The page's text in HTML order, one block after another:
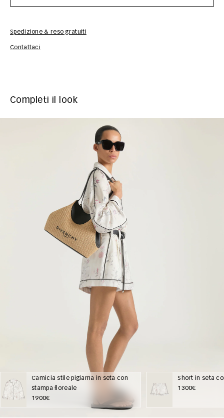
Spedizione & reso gratuiti
Contattaci
Completi il look
Camicia stile pigiama in seta con
stampa floreale
1900€
Short in seta
1300€